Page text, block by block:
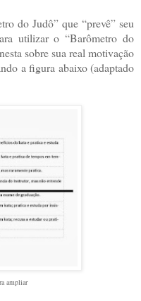
do Judô” que “prevê” seu
utilizar o “Barômetro do
sobre sua real motivação
a figura abaixo (adaptado
ampliar